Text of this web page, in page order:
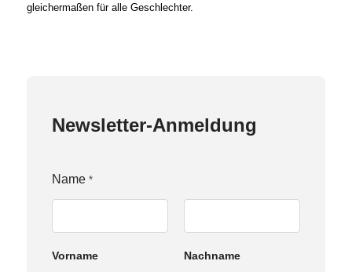
gleichermaßen für alle Geschlechter.
Newsletter-Anmeldung
Name *
Vorname Nachname